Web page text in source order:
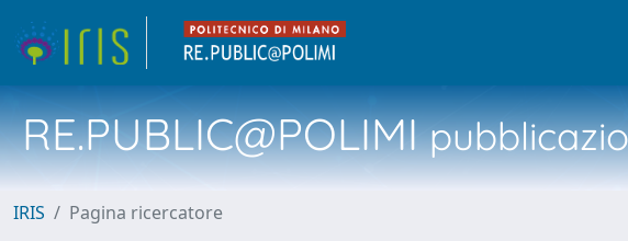
RE.PUBLIC@POLIMI
IRIS Pagina ricercatore